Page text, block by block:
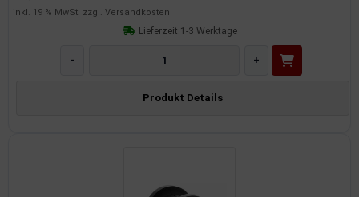
inkl. 19 % MwSt. zzgl. Versandkosten
Lieferzeit:1-3 Werktage
- +
Produkt Details